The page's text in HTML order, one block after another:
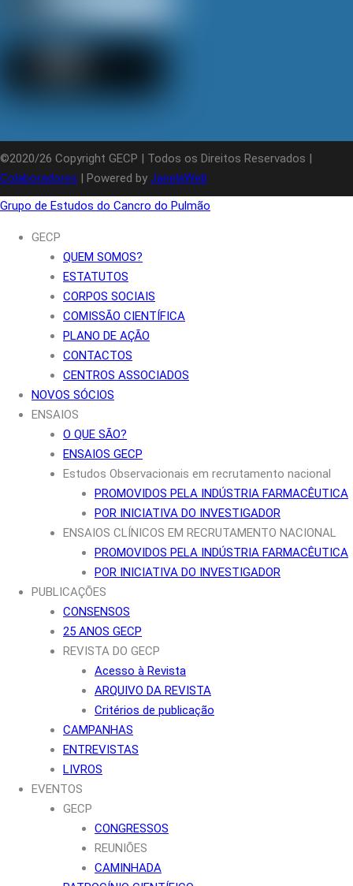
©2020/26 Copyright GECP | Todos os Direitos Reservados |
Colaboradores | Powered by JanelaWeb
Grupo de Estudos do Cancro do Pulmão
GECP
QUEM SOMOS?
ESTATUTOS
CORPOS SOCIAIS
COMISSÃO CIENTÍFICA
PLANO DE AÇÃO
CONTACTOS
CENTROS ASSOCIADOS
NOVOS SÓCIOS
ENSAIOS
O QUE SÃO?
ENSAIOS GECP
Estudos Observacionais em recrutamento nacional
PROMOVIDOS PELA INDÚSTRIA FARMACÊUTICA
POR INICIATIVA DO INVESTIGADOR
ENSAIOS CLÍNICOS EM RECRUTAMENTO NACIONAL
PROMOVIDOS PELA INDÚSTRIA FARMACÊUTICA
POR INICIATIVA DO INVESTIGADOR
PUBLICAÇÕES
CONSENSOS
25 ANOS GECP
REVISTA DO GECP
Acesso à Revista
ARQUIVO DA REVISTA
Critérios de publicação
CAMPANHAS
ENTREVISTAS
LIVROS
EVENTOS
GECP
CONGRESSOS
REUNIÕES
CAMINHADA